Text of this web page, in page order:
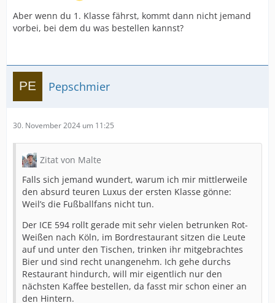
Aber wenn du 1. Klasse fährst, kommt dann nicht jemand
vorbei, bei dem du was bestellen kannst?
Pepschmier
30. November 2024 um 11:25
Zitat von Malte
Falls sich jemand wundert, warum ich mir mittlerweile
den absurd teuren Luxus der ersten Klasse gönne:
Weil’s die Fußballfans nicht tun.
Der ICE 594 rollt gerade mit sehr vielen betrunken Rot-
Weißen nach Köln, im Bordrestaurant sitzen die Leute
auf und unter den Tischen, trinken ihr mitgebrachtes
Bier und sind recht unangenehm. Ich gehe durchs
Restaurant hindurch, will mir eigentlich nur den
nächsten Kaffee bestellen, da fasst mir schon einer an
den Hintern.